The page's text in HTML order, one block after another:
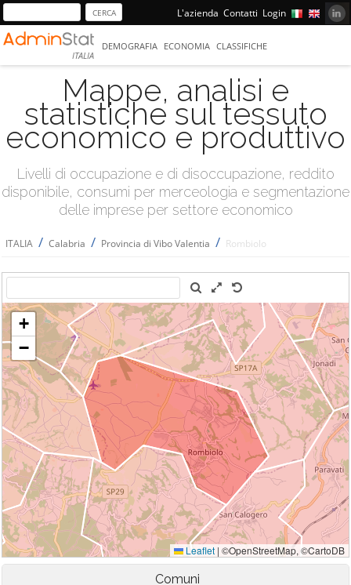
L'azienda Contatti Login
ITALIA
DEMOGRAFIA ECONOMIA CLASSIFICHE
Mappe, analisi e
statistiche sul tessuto
economico e produttivo
Livelli di occupazione e di disoccupazione, reddito
disponibile, consumi per merceologia e segmentazione
delle imprese per settore economico
ITALIA / Calabria / Provincia di Vibo Valentia / Rombiolo
Comuni